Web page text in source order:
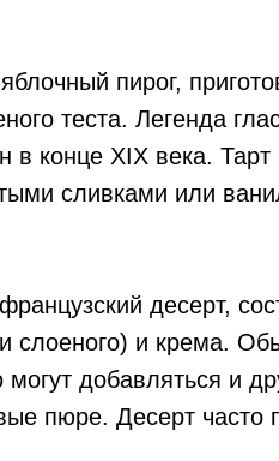
пирог,
теста. Легенда
в конце XIX века.
сливками или
десерт,
слоеного) и крема.
добавляться и
пюре. Десерт часто